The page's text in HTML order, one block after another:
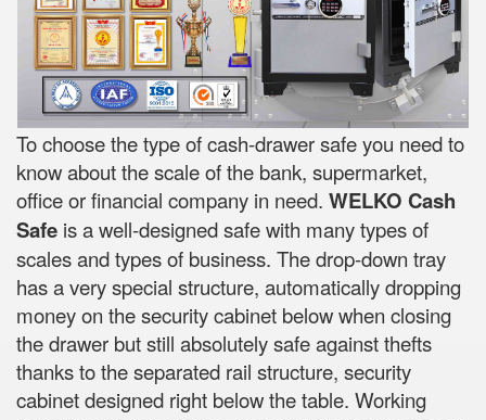
To choose the type of cash-drawer safe you need to
know about the scale of the bank, supermarket,
office or financial company in need. WELKO Cash
Safe is a well-designed safe with many types of
scales and types of business. The drop-down tray
has a very special structure, automatically dropping
money on the security cabinet below when closing
the drawer but still absolutely safe against thefts
thanks to the separated rail structure, security
cabinet designed right below the table. Working